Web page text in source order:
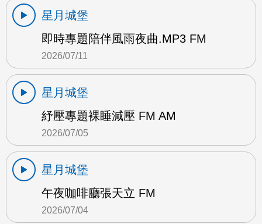
星月城堡
即時專題陪伴風雨夜曲.MP3 FM
2026/07/11
星月城堡
紓壓專題裸睡減壓 FM AM
2026/07/05
星月城堡
午夜咖啡廳張天立 FM
2026/07/04